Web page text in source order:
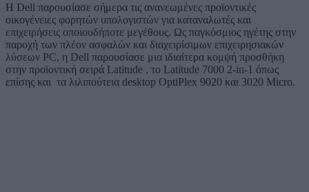
Η Dell παρουσίασε σήμερα τις ανανεωμένες προϊοντικές
οικογένειες φορητών υπολογιστών για καταναλωτές και
επιχειρήσεις οποιουδήποτε μεγέθους. Ως παγκόσμιος ηγέτης στην
παροχή των πλέον ασφαλών και διαχειρίσιμων επιχειρησιακών
λύσεων PC, η Dell παρουσίασε μια ιδιαίτερα κομψή προσθήκη
στην προϊοντική σειρά Latitude , το Latitude 7000 2-in-1 όπως
επίσης και τα λιλιπούτεια desktop OptiPlex 9020 και 3020 Micro.